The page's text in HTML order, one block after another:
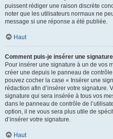
puissent rédiger une raison discrète
noter que les utilisateurs normaux ne
message si une réponse a été publiée.
Haut
Comment puis-je insérer une
Pour insérer une signature à un de vos
créer une depuis le panneau de
pouvez cocher la case « Insérer une
rédaction afin d’insérer votre signature.
signature qui sera insérée à tous vos
dans le panneau de contrôle de
option, il ne vous sera plus utile de
d’insérer votre signature.
Haut